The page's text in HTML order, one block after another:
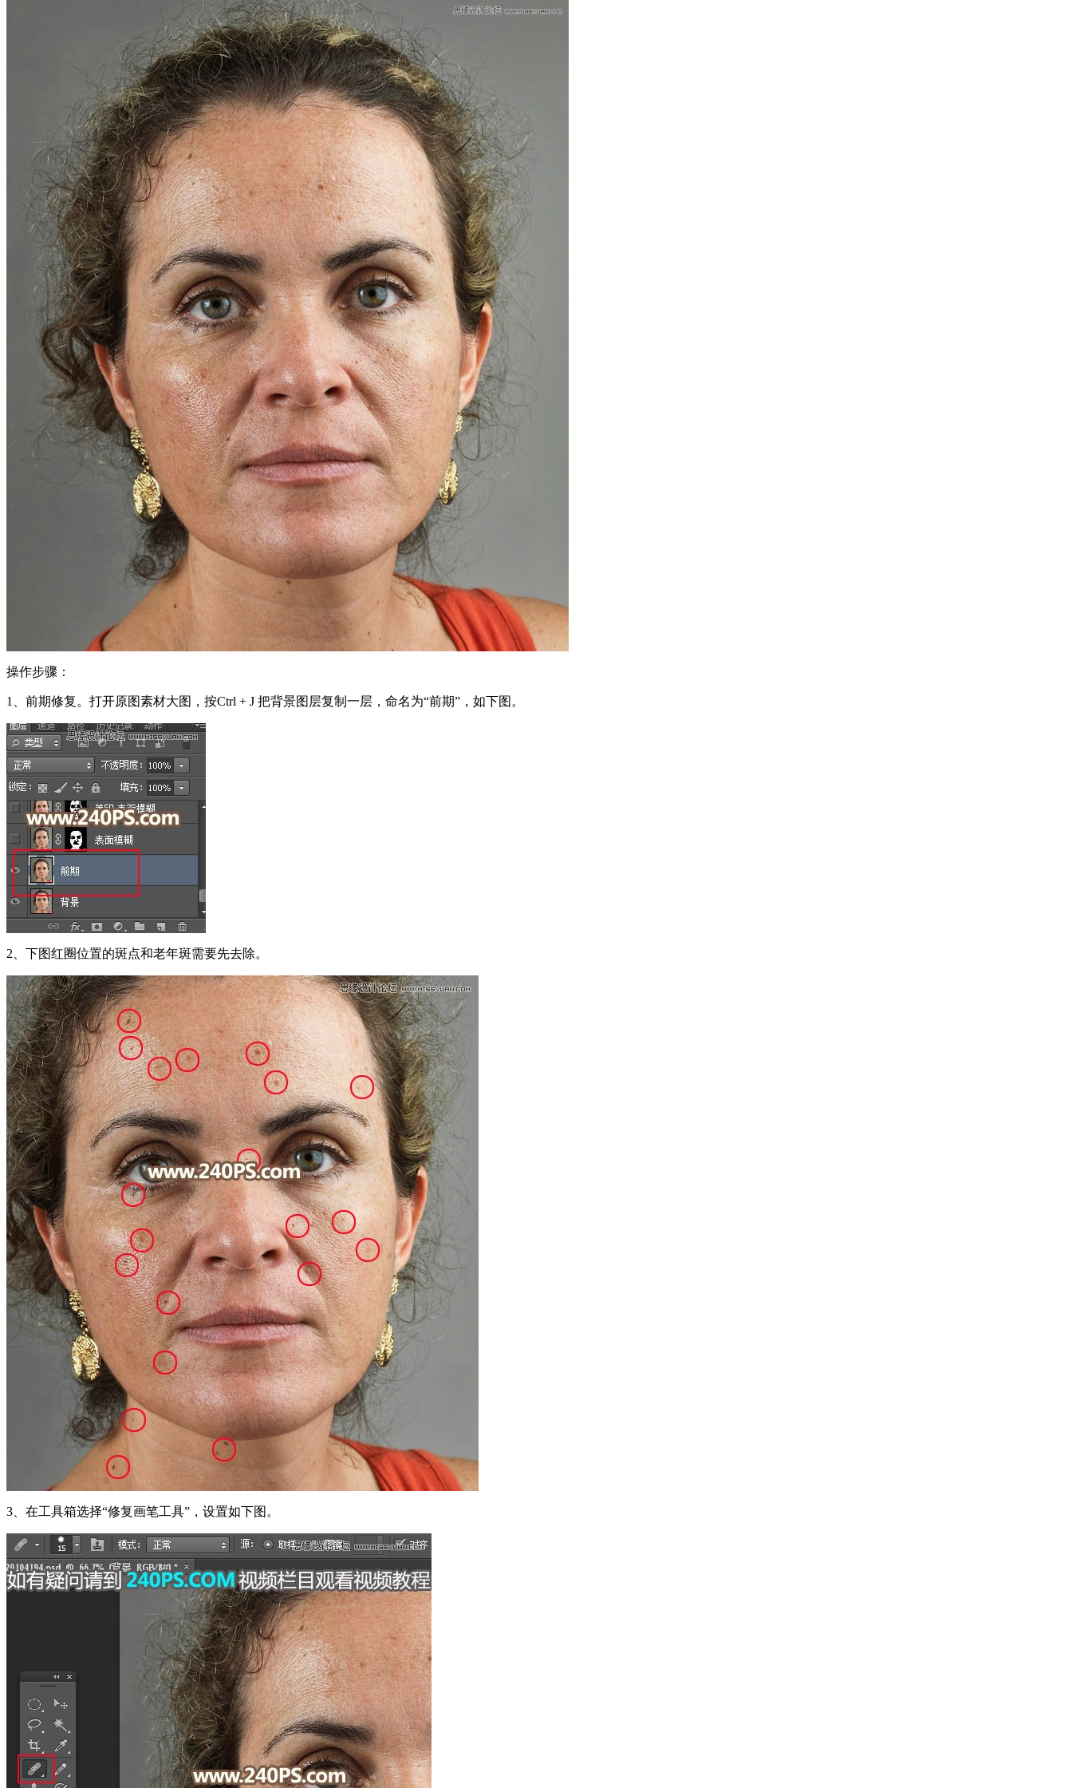
操作步骤：
1、前期修复。打开原图素材大图，按Ctrl + J 把背景图层复制一层，命名为“前期”，如下图。
2、下图红圈位置的斑点和老年斑需要先去除。
3、在工具箱选择“修复画笔工具”，设置如下图。